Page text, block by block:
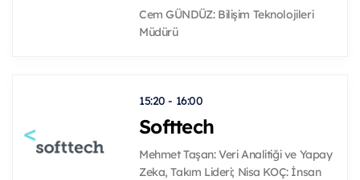
Cem GÜNDÜZ: Bilişim Teknolojileri
Müdürü
15:20 - 16:00
Softtech
Mehmet Taşan: Veri Analitiği ve Yapay
Zeka, Takım Lideri; Nisa KOÇ: İnsan